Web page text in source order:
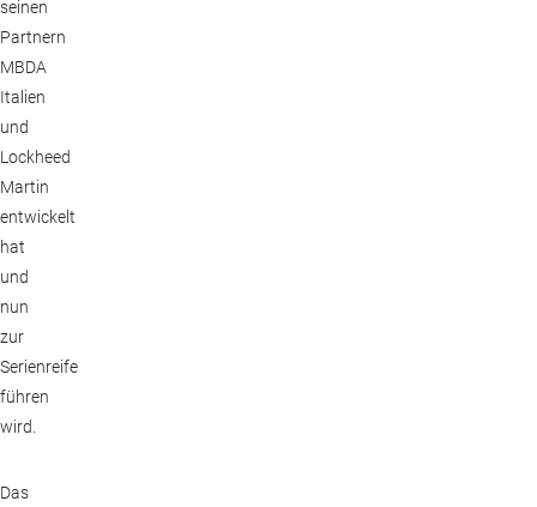
seinen
Partnern
MBDA
Italien
und
Lockheed
Martin
entwickelt
hat
und
nun
zur
Serienreife
führen
wird.
Das